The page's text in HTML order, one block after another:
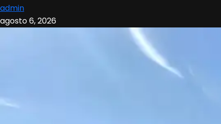
admin
agosto 6, 2026